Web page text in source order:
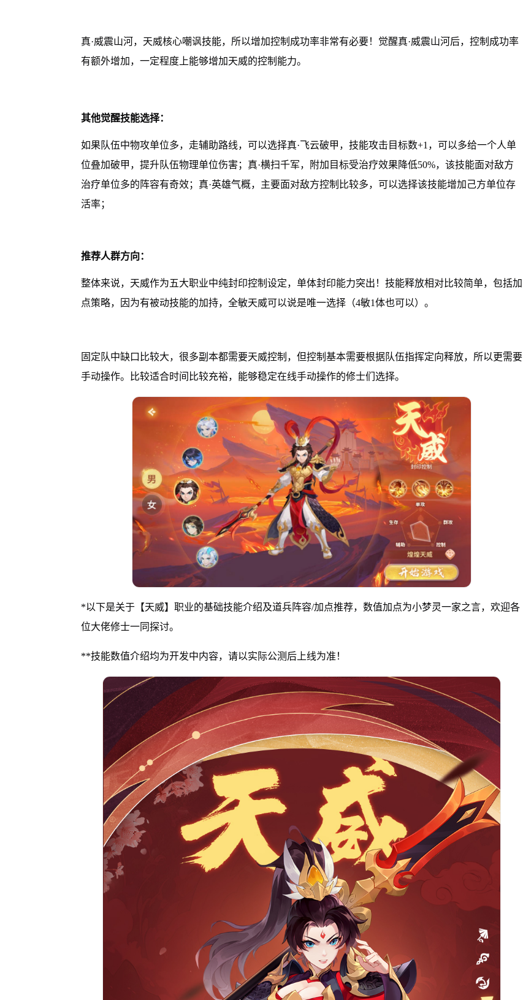
真·威震山河，天威核心嘲讽技能，所以增加控制成功率非常有必要！觉醒真·威震山河后，控制成功率
有额外增加，一定程度上能够增加天威的控制能力。
其他觉醒技能选择：
如果队伍中物攻单位多，走辅助路线，可以选择真·飞云破甲，技能攻击目标数+1，可以多给一个人单
位叠加破甲，提升队伍物理单位伤害；真·横扫千军，附加目标受治疗效果降低50%，该技能面对敌方
治疗单位多的阵容有奇效；真·英雄气概，主要面对敌方控制比较多，可以选择该技能增加己方单位存
活率；
推荐人群方向：
整体来说，天威作为五大职业中纯封印控制设定，单体封印能力突出！技能释放相对比较简单，包括加
点策略，因为有被动技能的加持，全敏天威可以说是唯一选择（4敏1体也可以）。
固定队中缺口比较大，很多副本都需要天威控制，但控制基本需要根据队伍指挥定向释放，所以更需要
手动操作。比较适合时间比较充裕，能够稳定在线手动操作的修士们选择。
*以下是关于【天威】职业的基础技能介绍及道兵阵容/加点推荐，数值加点为小梦灵一家之言，欢迎各
位大佬修士一同探讨。
**技能数值介绍均为开发中内容，请以实际公测后上线为准！